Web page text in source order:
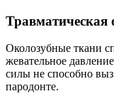
Травматическая
Околозубные ткани
жевательное
силы не способно
пародонте.